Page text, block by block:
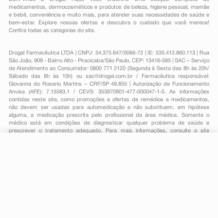
medicamentos , dermocosméticos e produtos de beleza, higiene pessoal ,mamãe
e bebê, conveniênciae muito mais, para atender suas necessidades de saúde e
bem-estar. Explore nossas ofertas e descubra o cuidado que você merece!
Confira todas as categorias do site.
Drogal Farmacêutica LTDA | CNPJ: 54.375.647/0066-72 | IE: 535.412.860.113 | Rua
São João, 909 - Bairro Alto - Piracicaba/São Paulo, CEP: 13416-585 | SAC – Serviço
de Atendimento ao Consumidor: 0800 771 2120 (Segunda à Sexta das 8h às 20h/
Sábado das 8h às 15h) ou sac@drogal.com.br/ Farmacêutica responsável:
Giovanna do Rosario Martins – CRF/SP 49.855 | Autorização de Funcionamento
Anvisa (AFE): 7.15583.1 / CEVS: 353870901-477-000047-1-5. As informações
contidas neste site, como promoções e ofertas de remédios e medicamentos,
não devem ser usadas para automedicação e não substituem, em hipótese
alguma, a medicação prescrita pelo profissional da área médica. Somente o
médico está em condições de diagnosticar qualquer problema de saúde e
prescrever o tratamento adequado. Para mais informações, consulte o site